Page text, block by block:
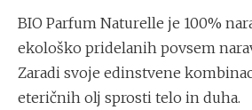
BIO Parfum Naturelle je 100%
ekološko pridelanih povsem
Zaradi svoje edinstvene
eteričnih olj sprosti telo in duha.